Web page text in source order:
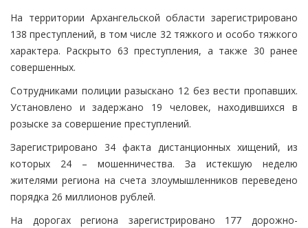
На территории Архангельской области зарегистрировано
138 преступлений, в том числе 32 тяжкого и особо тяжкого
характера. Раскрыто 63 преступления, а также 30 ранее
совершенных.
Сотрудниками полиции разыскано 12 без вести пропавших.
Установлено и задержано 19 человек, находившихся в
розыске за совершение преступлений.
Зарегистрировано 34 факта дистанционных хищений, из
которых 24 – мошенничества. За истекшую неделю
жителями региона на счета злоумышленников переведено
порядка 26 миллионов рублей.
На дорогах региона зарегистрировано 177 дорожно-